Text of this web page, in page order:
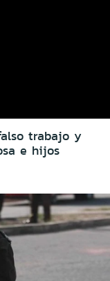
trabajo y
e hijos